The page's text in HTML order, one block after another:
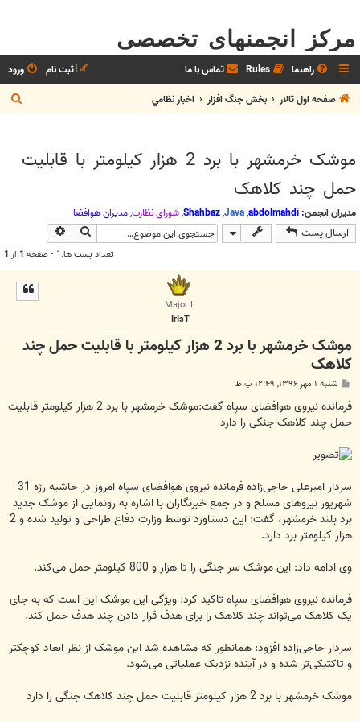
مرکز انجمنهای تخصصی
راهنما Rules تماس با ما ورود
ثبت نام
صفحه اول تالار
بخش جنگ افزار اخبار نظامي
س
موشک خرمشهر با برد 2 هزار کیلومتر با قابلیت
حمل چند کلاهک
مدیران انجمن: abdolmahdi
,
Java
,
Shahbaz
,شوراي نظارت,مديران هوافضا
ارسال پست جستجو
تعداد پست ها:1 • صفحه 1 از 1
Major II
IrIsT
موشک خرمشهر با برد 2 هزار کیلومتر با قابلیت حمل چند
کلاهک
ت
شنبه ۱ مهر ۱۳۹۶, ۱۲:۴۹ ب.ظ
فرمانده نیروی هوافضای سپاه گفت:موشک خرمشهر با برد 2 هزار کیلومتر قابلیت
حمل چند کلاهک جنگی را دارد
سردار امیرعلی حاجی‌زاده فرمانده نیروی هوافضای سپاه امروز در حاشیه رژه 31
شهریور نیروهای مسلح و در جمع خبرنگاران با اشاره به رونمایی از موشک جدید
برد بلند خرمشهر، گفت: این دستاورد توسط وزارت دفاع طراحی و تولید شده و 2
هزار کیلومتر برد دارد.
وی ادامه داد: این موشک سر جنگی را تا هزار و 800 کیلومتر حمل می‌کند.
فرمانده نیروی هوافضای سپاه تاکید کرد: ویژگی این موشک این است که به جای
یک کلاهک می‌تواند چند کلاهک را برای هدف قرار دادن چند هدف حمل کند.
سردار حاجی‌زاده افزود: همانطور که مشاهده شد این موشک از نظر ابعاد کوچکتر
و تاکتیکی‌تر شده و در آینده نزدیک عملیاتی می‌شود.
موشک خرمشهر با برد 2 هزار کیلومتر قابلیت حمل چند کلاهک جنگی را دارد